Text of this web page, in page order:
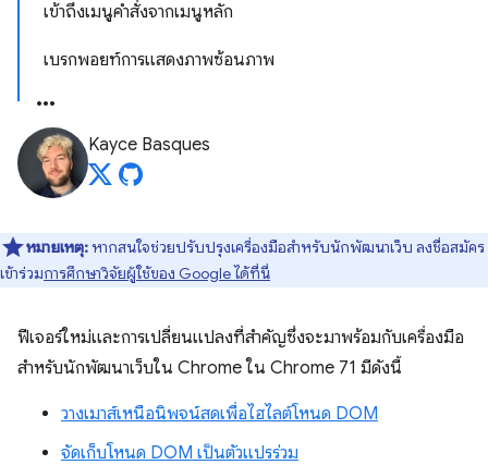
เข้าถึงเมนูคำสั่งจากเมนูหลัก
เบรกพอยท์การแสดงภาพซ้อนภาพ
Kayce Basques
หมายเหตุ: หากสนใจช่วยปรับปรุงเครื่องมือสำหรับนักพัฒนาเว็บ ลงชื่อสมัคร
เข้าร่วมการศึกษาวิจัยผู้ใช้ของ Google ได้ที่นี่
ฟีเจอร์ใหม่และการเปลี่ยนแปลงที่สำคัญซึ่งจะมาพร้อมกับเครื่องมือ
สำหรับนักพัฒนาเว็บใน Chrome ใน Chrome 71 มีดังนี้
วางเมาส์เหนือนิพจน์สดเพื่อไฮไลต์โหนด DOM
จัดเก็บโหนด DOM เป็นตัวแปรร่วม